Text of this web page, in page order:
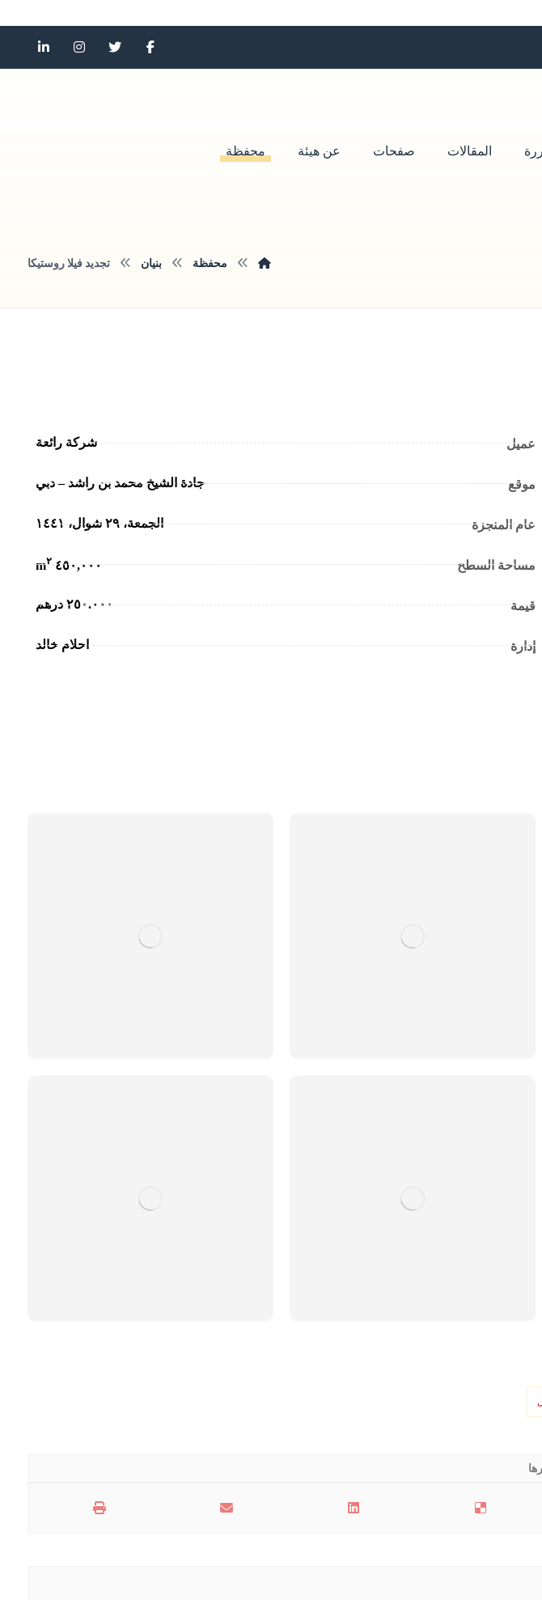
المقالات صفحات عن هيئة محفظة
محفظة بنيان تجديد فيلا روستيكا
عميل شركة رائعة
موقع جادة الشيخ محمد بن راشد – دبي
عام المنجزة الجمعة، ٢٩ شوال، ١٤٤١
مساحة السطح ٤٥٠,٠٠٠ m ٢
قيمة ٢٥٠.٠٠٠ درهم
إدارة احلام خالد